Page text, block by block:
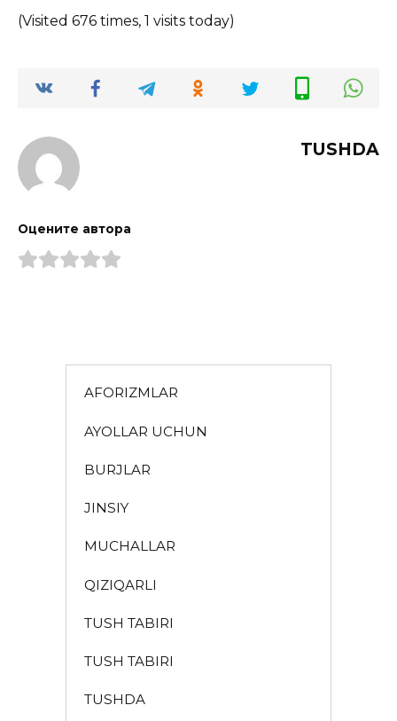
(Visited 676 times, 1 visits today)
TUSHDA
Оцените автора
AFORIZMLAR
AYOLLAR UCHUN
BURJLAR
JINSIY
MUCHALLAR
QIZIQARLI
TUSH TABIRI
TUSH TABIRI
TUSHDA